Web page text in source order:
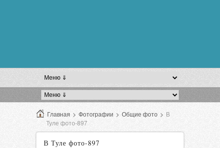
Главная > Фотографии > Общие фото > В
Туле фото-897
В Туле фото-897